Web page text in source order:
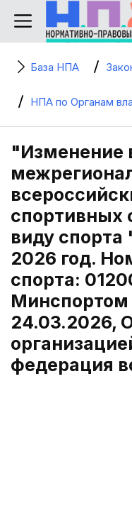
База НПА
НПА по Органам
"Изменение
спортивных
виду спорта
2026 год.
спорта:
Минспортом
24.03.2026,
федерация